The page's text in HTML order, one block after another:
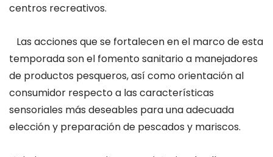
centros recreativos.
Las acciones que se fortalecen en el marco de esta
temporada son el fomento sanitario a manejadores
de productos pesqueros, así como orientación al
consumidor respecto a las características
sensoriales más deseables para una adecuada
elección y preparación de pescados y mariscos.